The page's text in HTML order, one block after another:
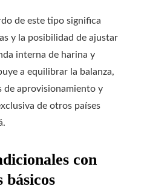
de este tipo significa
y la posibilidad de ajustar
interna de harina y
a equilibrar la balanza,
de aprovisionamiento y
de otros países
con
básicos